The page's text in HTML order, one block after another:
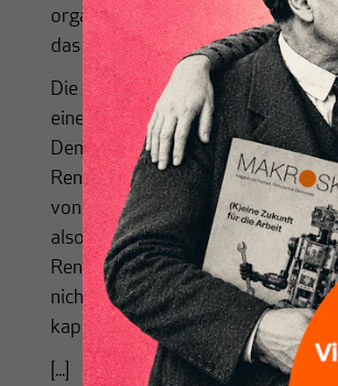
organisieren kann, wirklich ein
das notorisch effektive
Die Autoren von „Die Anstalt“
eineStudie der Hans-Böckler-
Demnach erhielt im Jahr 2013 ein
Rentenkasse eingezahlt hatte, in
von 1.050 Euro, in Österreich
also unterm Strich fast 75
Rentensystem erwartungsgemäß
nicht nachhaltig finanzierbar,
kapitalgedeckte Zusatzrente
[...]